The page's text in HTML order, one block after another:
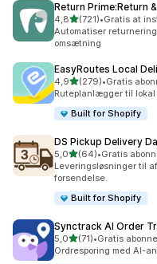
Return Prime:Return
4,8ud af 5 stjerner
(721)
721 anmeldelser i alt
•Gratis at
Automatiser
omsætning
EasyRoutes Local
4,9ud af 5 stjerner
(279)
279 anmeldelser i alt
•Gratis
Ruteplanlægger til lokal
Built for Shopify
DS Pickup Delivery
5,0ud af 5 stjerner
(64)
64 anmeldelser i alt
•Gratis
Leveringsløsninger til
forsendelse.
Built for Shopify
Synctrack AI Order
5,0ud af 5 stjerner
(71)
71 anmeldelser i alt
•Gratis
Ordresporing med AI-